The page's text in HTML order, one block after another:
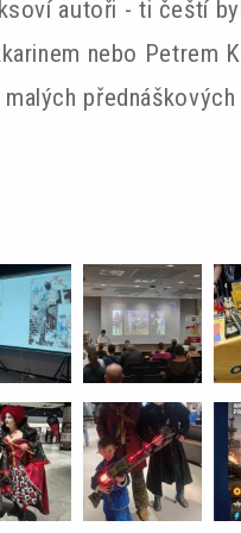
autoři - ti čeští
nebo Petrem